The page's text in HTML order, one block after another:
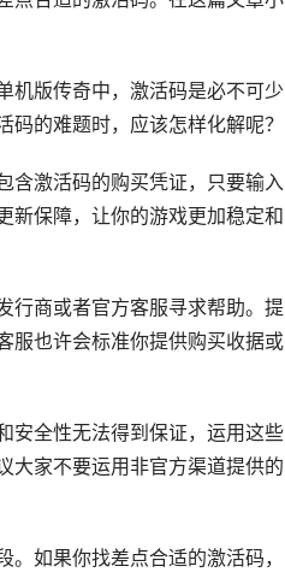
机版传奇中，激活码是必不可少
的难题时，应该怎样化解呢？
含激活码的购买凭证，只要输入
新保障，让你的游戏更加稳定和
行商或者官方客服寻求帮助。提
服也许会标准你提供购买收据或
安全性无法得到保证，运用这些
大家不要运用非官方渠道提供的
如果你找差点合适的激活码，